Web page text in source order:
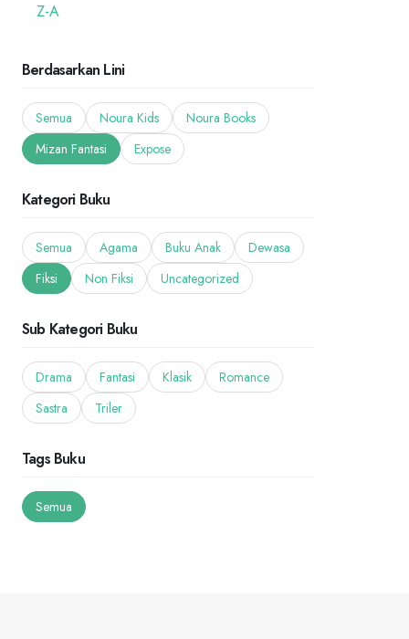
Z-A
Berdasarkan Lini
Semua Noura Kids
Noura Books
Mizan Fantasi
Expose
Kategori Buku
Semua Agama Buku Anak
Dewasa
Fiksi
Non Fiksi Uncategorized
Sub Kategori Buku
Drama Fantasi Klasik
Romance
Sastra
Triler
Tags Buku
Semua